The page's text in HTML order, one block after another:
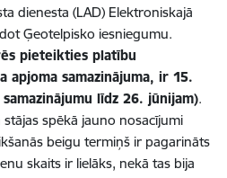
dienesta (LAD) Elektroniskajā
Ģeotelpisko iesniegumu.
pieteikties platību
apjoma samazinājuma, ir 15.
līdz 26. jūnijam).
spēkā jauno nosacījumi
beigu termiņš ir pagarināts
skaits ir lielāks, nekā tas bija